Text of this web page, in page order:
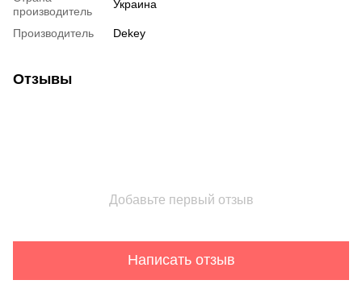
производитель
Украина
Производитель Dekey
Отзывы
Добавьте первый отзыв
Написать отзыв